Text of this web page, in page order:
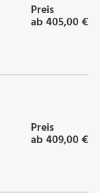
Preis
ab 405,00 €
Preis
ab 409,00 €